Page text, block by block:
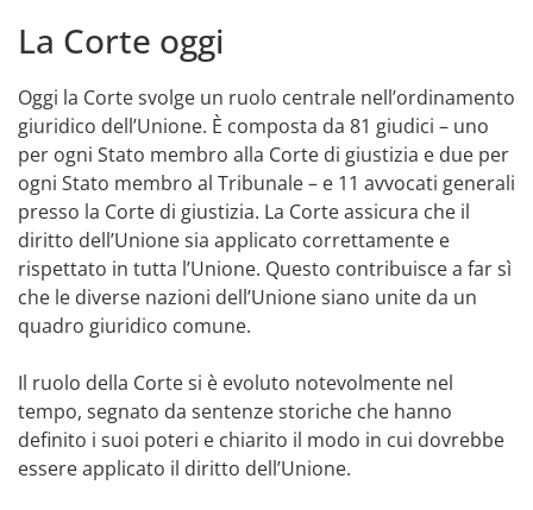
La Corte oggi
Oggi la Corte svolge un ruolo centrale nell’ordinamento
giuridico dell’Unione. È composta da 81 giudici – uno
per ogni Stato membro alla Corte di giustizia e due per
ogni Stato membro al Tribunale – e 11 avvocati generali
presso la Corte di giustizia. La Corte assicura che il
diritto dell’Unione sia applicato correttamente e
rispettato in tutta l’Unione. Questo contribuisce a far sì
che le diverse nazioni dell’Unione siano unite da un
quadro giuridico comune.
Il ruolo della Corte si è evoluto notevolmente nel
tempo, segnato da sentenze storiche che hanno
definito i suoi poteri e chiarito il modo in cui dovrebbe
essere applicato il diritto dell’Unione.